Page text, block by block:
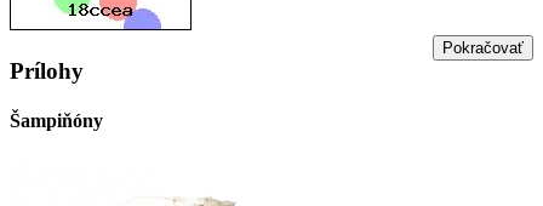
Pokračovať
Prílohy
Šampiňóny